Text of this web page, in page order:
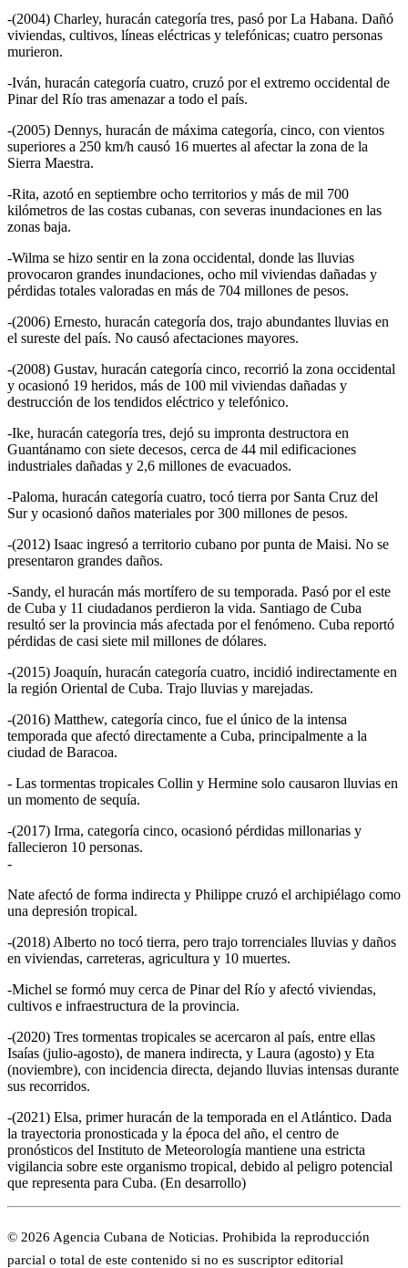
-(2004) Charley, huracán categoría tres, pasó por La Habana. Dañó
viviendas, cultivos, líneas eléctricas y telefónicas; cuatro personas
murieron.
-Iván, huracán categoría cuatro, cruzó por el extremo occidental de
Pinar del Río tras amenazar a todo el país.
-(2005) Dennys, huracán de máxima categoría, cinco, con vientos
superiores a 250 km/h causó 16 muertes al afectar la zona de la
Sierra Maestra.
-Rita, azotó en septiembre ocho territorios y más de mil 700
kilómetros de las costas cubanas, con severas inundaciones en las
zonas baja.
-Wilma se hizo sentir en la zona occidental, donde las lluvias
provocaron grandes inundaciones, ocho mil viviendas dañadas y
pérdidas totales valoradas en más de 704 millones de pesos.
-(2006) Ernesto, huracán categoría dos, trajo abundantes lluvias en
el sureste del país. No causó afectaciones mayores.
-(2008) Gustav, huracán categoría cinco, recorrió la zona occidental
y ocasionó 19 heridos, más de 100 mil viviendas dañadas y
destrucción de los tendidos eléctrico y telefónico.
-Ike, huracán categoría tres, dejó su impronta destructora en
Guantánamo con siete decesos, cerca de 44 mil edificaciones
industriales dañadas y 2,6 millones de evacuados.
-Paloma, huracán categoría cuatro, tocó tierra por Santa Cruz del
Sur y ocasionó daños materiales por 300 millones de pesos.
-(2012) Isaac ingresó a territorio cubano por punta de Maisi. No se
presentaron grandes daños.
-Sandy, el huracán más mortífero de su temporada. Pasó por el este
de Cuba y 11 ciudadanos perdieron la vida. Santiago de Cuba
resultó ser la provincia más afectada por el fenómeno. Cuba reportó
pérdidas de casi siete mil millones de dólares.
-(2015) Joaquín, huracán categoría cuatro, incidió indirectamente en
la región Oriental de Cuba. Trajo lluvias y marejadas.
-(2016) Matthew, categoría cinco, fue el único de la intensa
temporada que afectó directamente a Cuba, principalmente a la
ciudad de Baracoa.
- Las tormentas tropicales Collin y Hermine solo causaron lluvias en
un momento de sequía.
-(2017) Irma, categoría cinco, ocasionó pérdidas millonarias y
fallecieron 10 personas.
-
Nate afectó de forma indirecta y Philippe cruzó el archipiélago como
una depresión tropical.
-(2018) Alberto no tocó tierra, pero trajo torrenciales lluvias y daños
en viviendas, carreteras, agricultura y 10 muertes.
-Michel se formó muy cerca de Pinar del Río y afectó viviendas,
cultivos e infraestructura de la provincia.
-(2020) Tres tormentas tropicales se acercaron al país, entre ellas
Isaías (julio-agosto), de manera indirecta, y Laura (agosto) y Eta
(noviembre), con incidencia directa, dejando lluvias intensas durante
sus recorridos.
-(2021) Elsa, primer huracán de la temporada en el Atlántico. Dada
la trayectoria pronosticada y la época del año, el centro de
pronósticos del Instituto de Meteorología mantiene una estricta
vigilancia sobre este organismo tropical, debido al peligro potencial
que representa para Cuba. (En desarrollo)
© 2026 Agencia Cubana de Noticias. Prohibida la reproducción
parcial o total de este contenido si no es suscriptor editorial